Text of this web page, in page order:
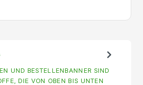
UND BESTELLENBANNER SIND
DIE VON OBEN BIS UNTEN